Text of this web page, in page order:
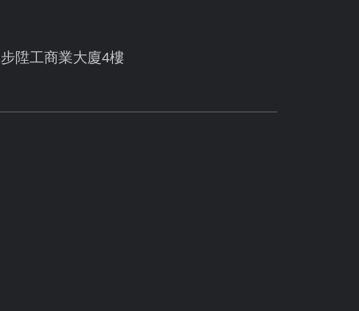
陞工商業大廈4樓